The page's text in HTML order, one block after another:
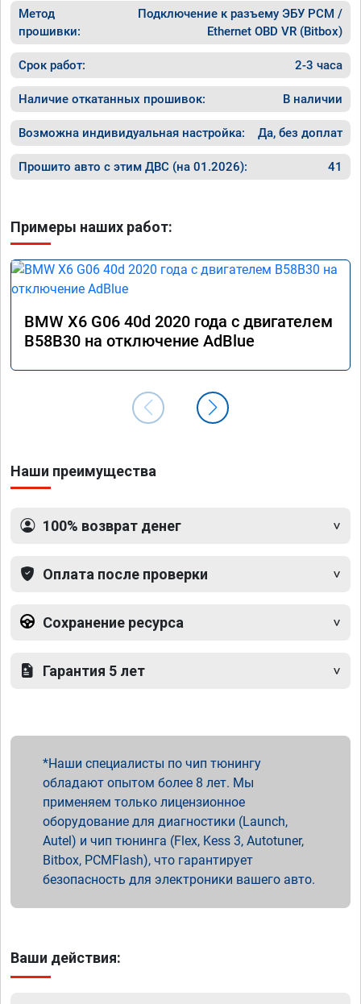
Метод
прошивки:
Подключение к разъему ЭБУ PCM /
Ethernet OBD VR (Bitbox)
Срок работ: 2-3 часа
Наличие откатанных прошивок: В наличии
Возможна индивидуальная настройка: Да, без доплат
Прошито авто с этим ДВС (на 01.2026): 41
Примеры наших работ:
BMW X6 G06 40d 2020 года с двигателем
B58B30 на отключение AdBlue
Наши преимущества
100% возврат денег
Оплата после проверки
Сохранение ресурса
Гарантия 5 лет
Наши специалисты по чип тюнингу
обладают опытом более 8 лет. Мы
применяем только лицензионное
оборудование для диагностики (Launch,
Autel) и чип тюнинга (Flex, Kess 3, Autotuner,
Bitbox, PCMFlash), что гарантирует
безопасность для электроники вашего авто.
Ваши действия: